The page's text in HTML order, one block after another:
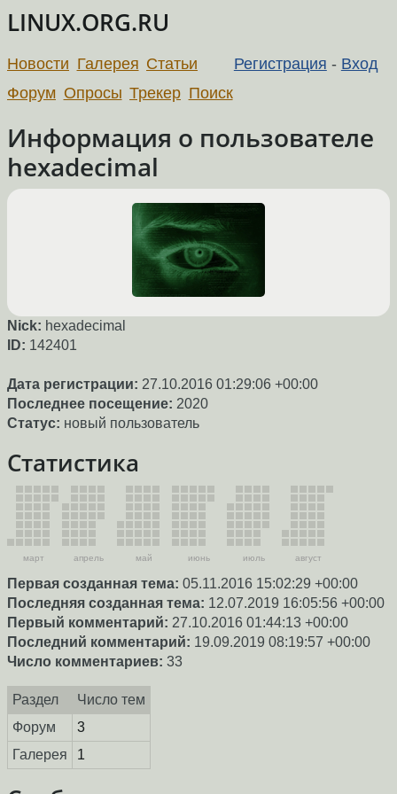
LINUX.ORG.RU
Регистрация - Вход
Новости Галерея Статьи
Форум Опросы Трекер Поиск
Информация о пользователе
hexadecimal
Nick: hexadecimal
ID: 142401
Дата регистрации: 27.10.2016 01:29:06 +00:00
Последнее посещение: 2020
Статус: новый пользователь
Статистика
март апрель май июнь июль август
Первая созданная тема: 05.11.2016 15:02:29 +00:00
Последняя созданная тема: 12.07.2019 16:05:56 +00:00
Первый комментарий: 27.10.2016 01:44:13 +00:00
Последний комментарий: 19.09.2019 08:19:57 +00:00
Число комментариев: 33
Раздел
Число тем
Форум
3
Галерея
1